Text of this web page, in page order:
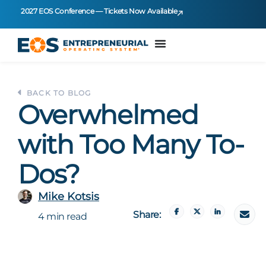
2027 EOS Conference — Tickets Now Available
BACK TO BLOG
Overwhelmed
with Too Many To-
Dos?
Mike Kotsis
4 min read Share: